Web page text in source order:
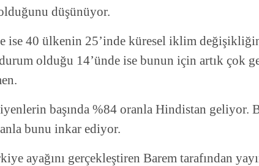
düşünüyor.
ise 40 ülkenin 25’inde küresel iklim
olduğu 14’ünde ise bunun için artık çok
başında %84 oranla Hindistan geliyor.
bunu inkar ediyor.
ayağını gerçekleştiren Barem tarafından